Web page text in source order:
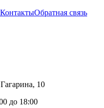
КонтактыОбратная связь
10
до 18:00